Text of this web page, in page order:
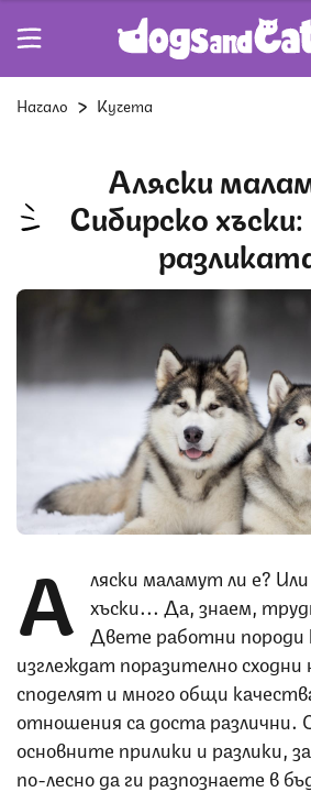
Начало Кучета
Аляски маламут и
Сибирско
А
ляски маламут ли е?
хъски... Да, знаем,
Двете работни породи
изглеждат поразително сходни
споделят и много общи
отношения са доста различни.
основните прилики и разлики,
по-лесно да ги разпознаете в